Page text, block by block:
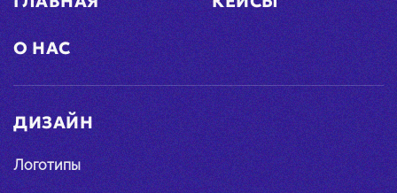
О НАС
ДИЗАЙН
Логотипы